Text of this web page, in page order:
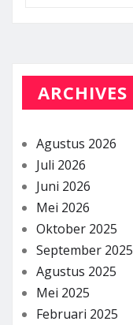
ARCHIVES
Agustus 2026
Juli 2026
Juni 2026
Mei 2026
Oktober 2025
September 2025
Agustus 2025
Mei 2025
Februari 2025